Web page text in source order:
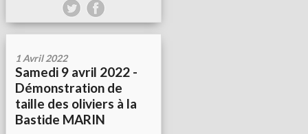
1 Avril 2022
Samedi 9 avril 2022 -
Démonstration de
taille des oliviers à la
Bastide MARIN